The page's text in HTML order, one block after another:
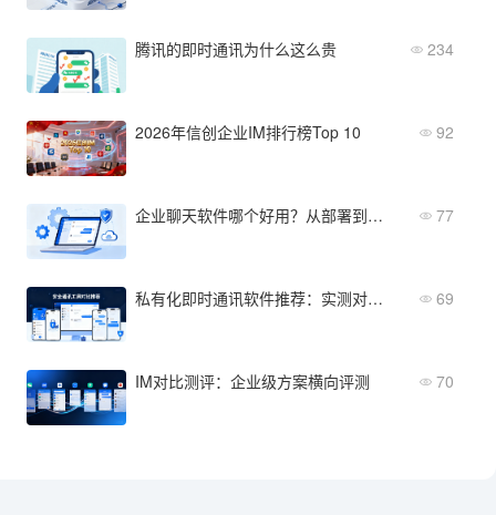
腾讯的即时通讯为什么这么贵 234
2026年信创企业IM排行榜Top 10 92
企业聊天软件哪个好用？从部署到运维全面评测 77
私有化即时通讯软件推荐：实测对比后选这几款 69
IM对比测评：企业级方案横向评测 70